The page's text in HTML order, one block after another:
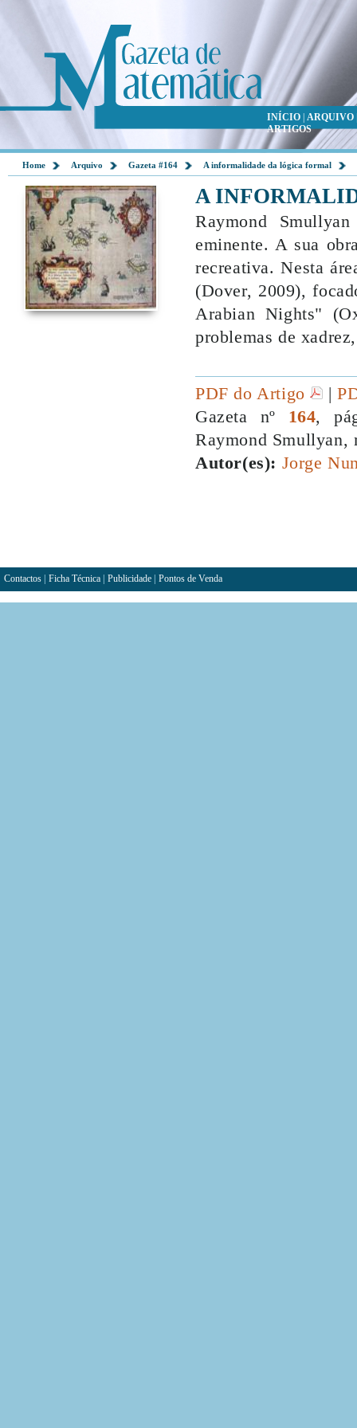
INÍCIO ARQUIVO
ARTIGOS
Home Arquivo Gazeta #164 A informalidade da lógica formal
A
Raymond
eminente. A sua
recreativa. Nesta
(Dover, 2009),
Arabian Nights"
problemas de
PDF do Artigo |
Gazeta nº 164,
Raymond Smullyan,
Autor(es): Jorge
Contactos Ficha Técnica Publicidade Pontos de Venda